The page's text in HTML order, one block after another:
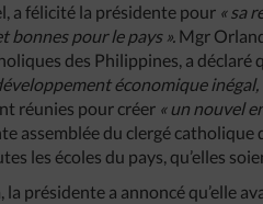
a félicité la présidente pour « sa
bonnes pour le pays ». Mgr
des Philippines, a déclaré
économique
réunies pour créer « un nouvel
assemblée du clergé catholique
les écoles du pays, qu’elles
présidente a annoncé qu’elle